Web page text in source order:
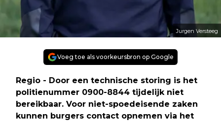
Jurgen Versteeg
Voeg toe als voorkeursbron op Google
Regio - Door een technische storing is het
politienummer 0900-8844 tijdelijk niet
bereikbaar. Voor niet-spoedeisende zaken
kunnen burgers contact opnemen via het